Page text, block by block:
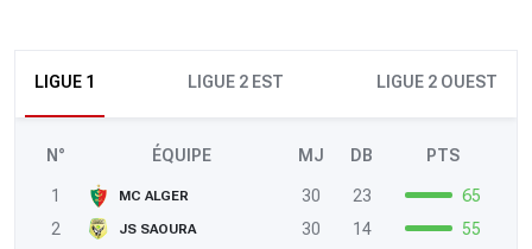
LIGUE 1 LIGUE 2 EST LIGUE 2 OUEST
N° ÉQUIPE MJ DB PTS
1 MC ALGER 30 23
65
2
JS SAOURA 30 14
55